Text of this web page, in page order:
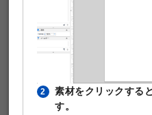
2
素材をクリックする
す。